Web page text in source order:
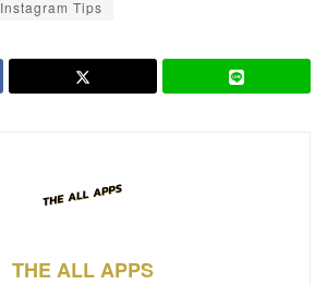
Instagram Tips
THE ALL APPS